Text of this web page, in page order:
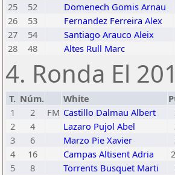
25
52 Domenech Gomis Arnau
26
53 Fernandez Ferreira Alex
27
54 Santiago Arauco Aleix
28
48 Altes Rull Marc
4. Ronda El
T. Núm. White
1
2 FM Castillo Dalmau Albert
2
4 Lazaro Pujol Abel
3
6 Marzo Pie Xavier
4
16 Campas Altisent Adria
5
8 Torrents Busquet Marti